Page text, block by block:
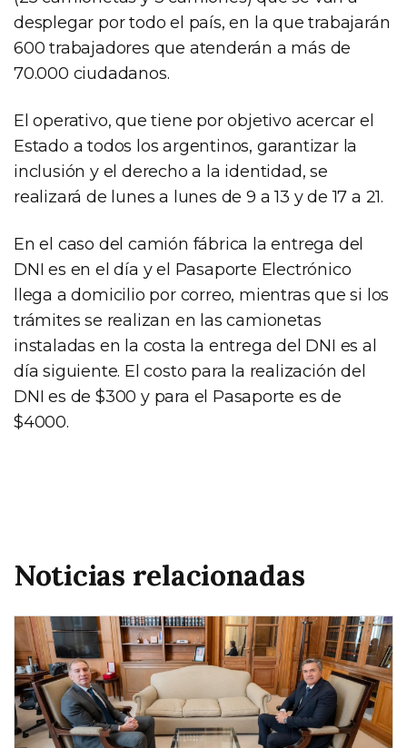
desplegar por todo el país, en la que trabajarán
600 trabajadores que atenderán a más de
70.000 ciudadanos.
El operativo, que tiene por objetivo acercar el
Estado a todos los argentinos, garantizar la
inclusión y el derecho a la identidad, se
realizará de lunes a lunes de 9 a 13 y de 17 a 21.
En el caso del camión fábrica la entrega del
DNI es en el día y el Pasaporte Electrónico
llega a domicilio por correo, mientras que si los
trámites se realizan en las camionetas
instaladas en la costa la entrega del DNI es al
día siguiente. El costo para la realización del
DNI es de $300 y para el Pasaporte es de
$4000.
Noticias relacionadas